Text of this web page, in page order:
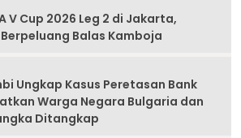
V Cup 2026 Leg 2 di Jakarta,
Balas Kamboja
Ungkap Kasus Peretasan Bank
Warga Negara Bulgaria dan
Ditangkap